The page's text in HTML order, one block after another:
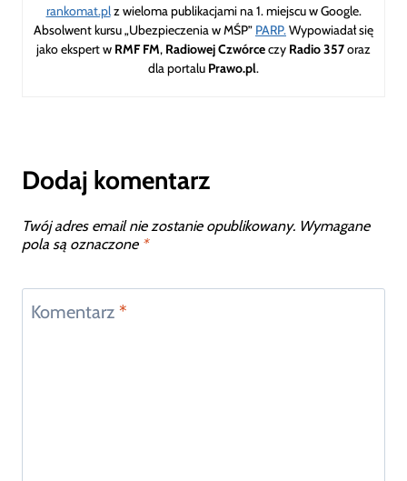
rankomat.plz wieloma publikacjami na 1. miejscu w Google.
Absolwent kursu „Ubezpieczenia w MŚP” PARP.Wypowiadał się
jako ekspert w RMF FM, Radiowej Czwórceczy Radio 357oraz
dla portalu Prawo.pl.
Dodaj komentarz
Twój adres email nie zostanie opublikowany. Wymagane
pola są oznaczone *
Komentarz *